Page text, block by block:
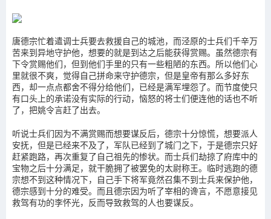
唐德宗忙着遣调士兵要去救援自己的城池，而泾原的士兵们千辛万
苦来到异地守护他，想要的就是到达之后能获得赏赐。虽然德宗有
下令赏赐他们，但到他们手里的只有一些粗陋的东西。所以他们心
里就很不爽，觉得自己拼命来守护德宗，但是皇帝有那么多好东
西，却一点点都舍不得分给他们，已经是满军埋怨了。而节度使只
有口头上的承诺没有实际的行动，恼怒的将士们便连他的话也不听
了，把姚令言赶了出去。
听说士兵们因为不满赏赐而想要谋反后，德宗十分惊慌，想要派人
安抚，但是已经来不及了，军队已经到了城门之下，于是德宗只好
赶紧跑路，再次重复了自己祖先的惨状。而士兵们劫掠了府库中的
宝物之后十分满足，就干脆拥了被罢免的太尉称王。临时逃跑的德
宗想不到这种情况下，自己手下将军竟然召集不到士兵来保护他，
德宗感到十分的难受。而且德宗因为听了宰相的谗言，不愿意接见
救驾有功的李怀光，反而导致救驾的人也要谋反。